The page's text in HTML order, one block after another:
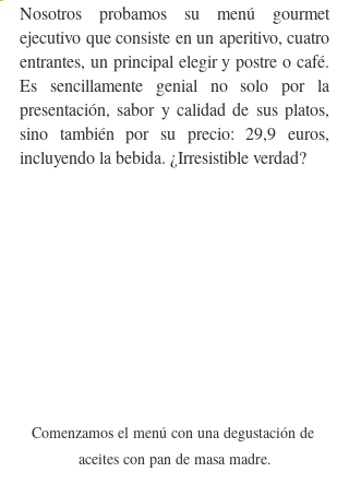
Nosotros probamos su menú gourmet
ejecutivo que consiste en un aperitivo, cuatro
entrantes, un principal elegir y postre o café.
Es sencillamente genial no solo por la
presentación, sabor y calidad de sus platos,
sino también por su precio: 29,9 euros,
incluyendo la bebida. ¿Irresistible verdad?
Comenzamos el menú con una degustación de
aceites con pan de masa madre.